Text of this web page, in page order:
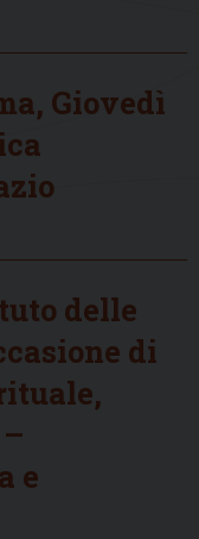
Giovedì
delle
di
e